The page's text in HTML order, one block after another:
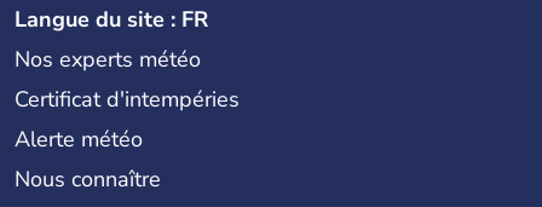
Langue du site : FR
Nos experts météo
Certificat d'intempéries
Alerte météo
Nous connaître